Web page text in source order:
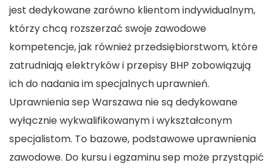
jest dedykowane zarówno klientom indywidualnym,
którzy chcą rozszerzać swoje zawodowe
kompetencje, jak również przedsiębiorstwom, które
zatrudniają elektryków i przepisy BHP zobowiązują
ich do nadania im specjalnych uprawnień.
Uprawnienia sep Warszawa nie są dedykowane
wyłącznie wykwalifikowanym i wykształconym
specjalistom. To bazowe, podstawowe uprawnienia
zawodowe. Do kursu i egzaminu sep może przystąpić